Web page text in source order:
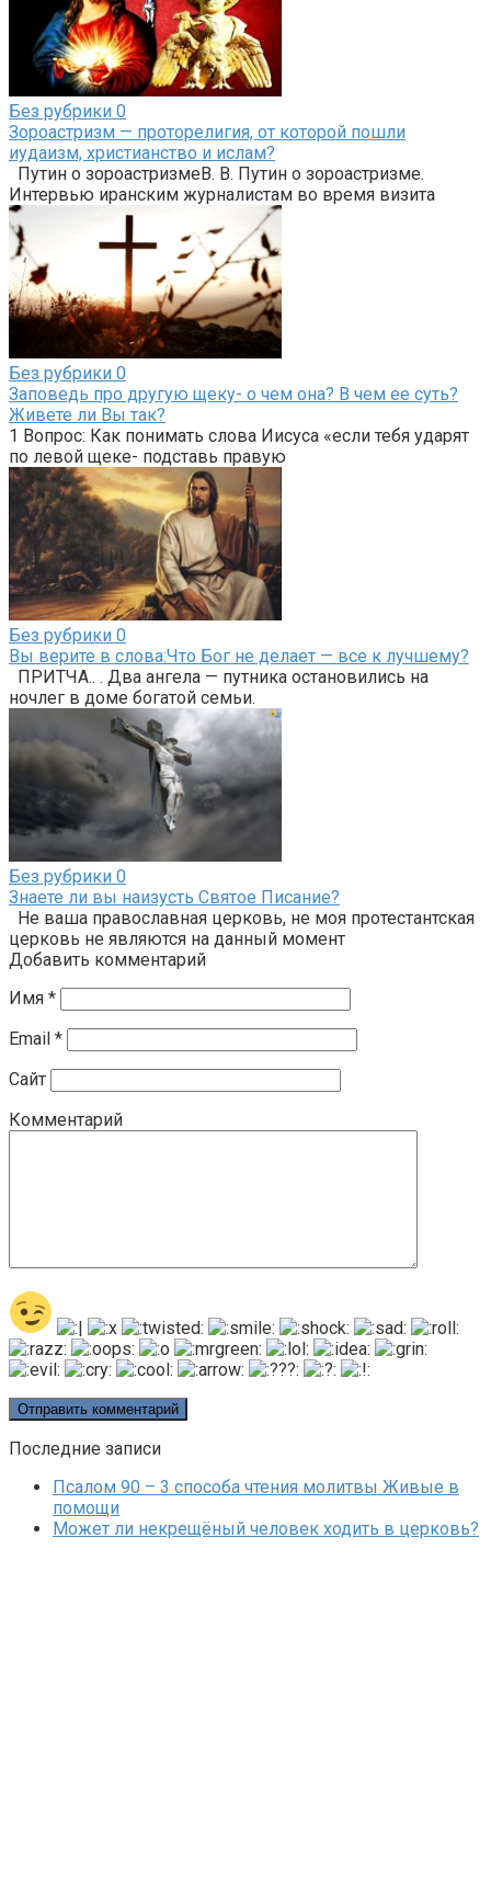
Без рубрики 0
Зороастризм — проторелигия, от которой пошли
иудаизм, христианство и ислам?
Путин о зороастризмеВ. В. Путин о зороастризме.
Интервью иранским журналистам во время визита
Без рубрики 0
Заповедь про другую щеку- о чем она? В чем ее суть?
Живете ли Вы так?
1 Вопрос: Как понимать слова Иисуса «если тебя ударят
по левой щеке- подставь правую
Без рубрики 0
Вы верите в слова:Что Бог не делает — все к лучшему?
ПРИТЧА.. . Два ангела — путника остановились на
ночлег в доме богатой семьи.
Без рубрики 0
Знаете ли вы наизусть Святое Писание?
Не ваша православная церковь, не моя протестантская
церковь не являются на данный момент
Добавить комментарий
Имя *
Email *
Сайт
Комментарий
Последние записи
Псалом 90 – 3 способа чтения молитвы Живые в
помощи
Может ли некрещёный человек ходить в церковь?